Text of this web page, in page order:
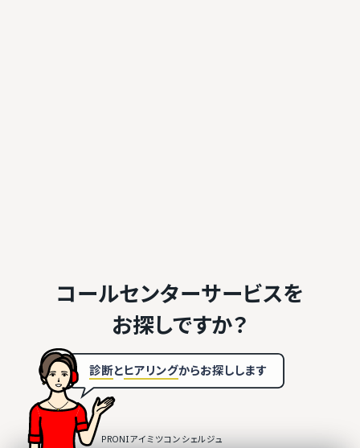
コールセンターサービスを
お探しですか？
診断とヒアリングからお探しします